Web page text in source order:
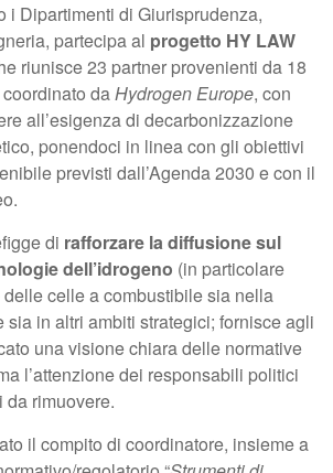
i Dipartimenti di Giurisprudenza,
partecipa al progetto HY LAW
riunisce 23 partner provenienti da 18
coordinato daHydrogen Europe, con
all’esigenza di decarbonizzazione
ponendoci in linea con gli obiettivi
previsti dall’Agenda 2030 e con il
di rafforzare la diffusione sul
dell’idrogeno (in particolare
delle celle a combustibile sia nella
sia in altri ambiti strategici; fornisce agli
una visione chiara delle normative
l’attenzione dei responsabili politici
rimuovere.
il compito di coordinatore, insieme a